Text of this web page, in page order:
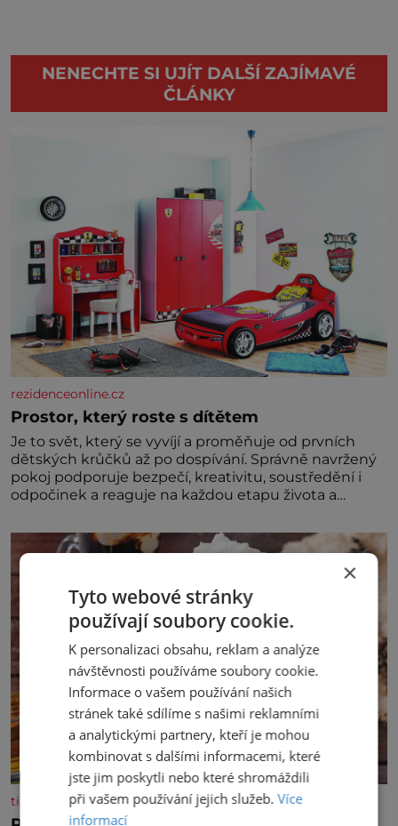
NENECHTE SI UJÍT DALŠÍ ZAJÍMAVÉ
ČLÁNKY
rezidenceonline.cz
Prostor, který roste s dítětem
Je to svět, který se vyvíjí a proměňuje od prvních
dětských krůčků až po dospívání. Správně navržený
pokoj podporuje bezpečí, kreativitu, soustředění i
odpočinek a reaguje na každou etapu života a
jednoduchost, měkkost a bezpečí, proto by pokoj
miminka měl působit především klidně a útulně.
Předškolní věk je
tisicereceptu.cz
×
Tyto webové stránky
používají soubory cookie.
K personalizaci obsahu, reklam a analýze
návštěvnosti používáme soubory cookie.
Informace o vašem používání našich
stránek také sdílíme s našimi reklamními
a analytickými partnery, kteří je mohou
kombinovat s dalšími informacemi, které
jste jim poskytli nebo které shromáždili
při vašem používání jejich služeb.Více
informací